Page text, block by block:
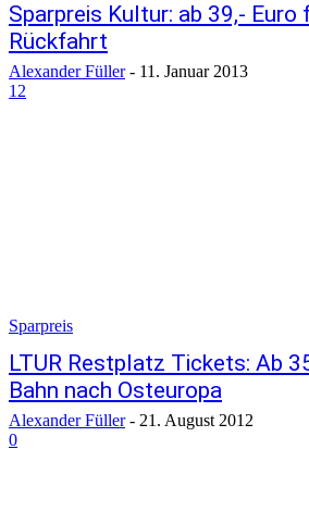
Sparpreis Kultur: ab 39,- Euro
Rückfahrt
Alexander Füller - 11. Januar 2013
12
Sparpreis
LTUR Restplatz Tickets: Ab
Bahn nach Osteuropa
Alexander Füller - 21. August 2012
0